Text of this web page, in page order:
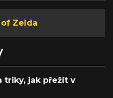
Zelda
triky, jak přežít v